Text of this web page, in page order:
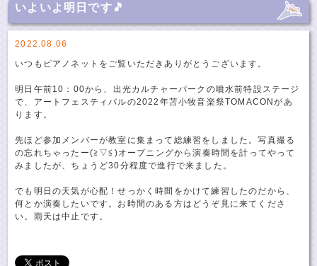
いよいよ明日です🎵
2022.08.06
いつもピアノネットをご覧いただきありがとうございます。
明日午前10：00から、出光カルチャーパークの噴水前特設ステージ
で、アートフェスティバルの2022年苫小牧音楽祭TOMACONがあ
ります。
先ほど参加メンバーが教室に集まって総練習をしました。写真撮る
の忘れちゃったー(≧▽≦)オープニングから演奏時間を計ってやって
みましたが、ちょうど30分程度で進行で来ました。
でも明日の天気が心配！せっかく時間をかけて練習したのだから、
何とか演奏したいです。お時間のある方はどうぞ見に来てくださ
い。雨天は中止です。